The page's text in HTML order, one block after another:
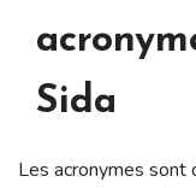
Sida
Les acronymes sont